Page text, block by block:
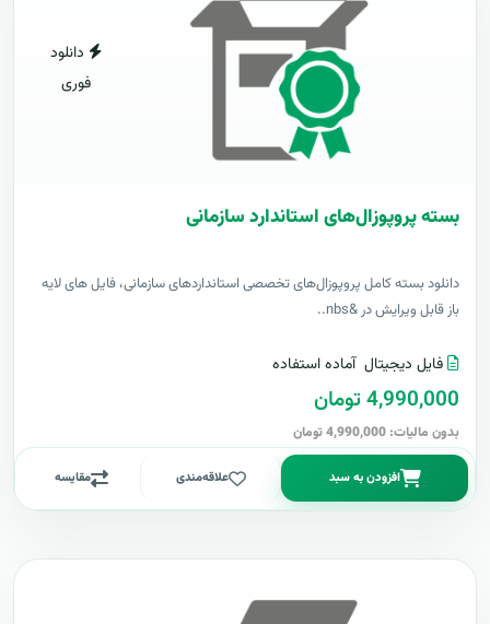
دانلود
فوری
بسته پروپوزال‌های استاندارد سازمانی
دانلود بسته کامل پروپوزال‌های تخصصی استانداردهای سازمانی، فایل های لایه
باز قابل ویرایش در &nbs..
فایل دیجیتال آماده استفاده
4,990,000 تومان
بدون مالیات: 4,990,000 تومان
افزودن به سبد علاقه‌مندی مقایسه